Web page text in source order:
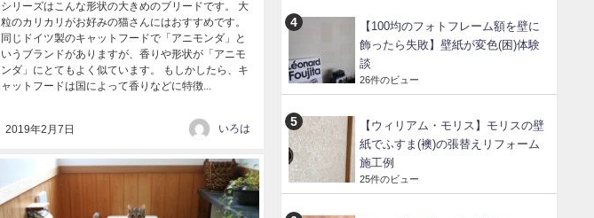
シリーズはこんな形状の大きめのブリードです。 大
粒のカリカリがお好みの猫さんにはおすすめです。
同じドイツ製のキャットフードで「アニモンダ」と
いうブランドがありますが、香りや形状が「アニモ
ンダ」にとてもよく似ています。 もしかしたら、キ
ャットフードは国によって香りなどに特徴...
2019年2月7日 いろは
【100均のフォトフレーム額を壁に
飾ったら失敗】壁紙が変色(困)体験
談
26件のビュー
【ウィリアム・モリス】モリスの壁
紙でふすま(襖)の張替えリフォーム
施工例
25件のビュー